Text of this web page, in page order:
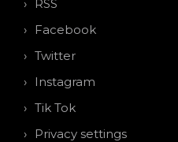
RSS
Facebook
Twitter
Instagram
Tik Tok
Privacy settings